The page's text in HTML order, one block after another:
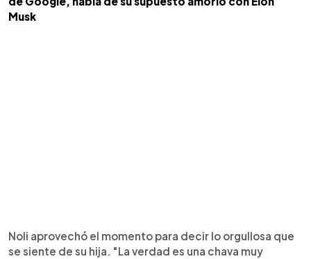
Musk
Noli aprovechó el momento para decir lo orgullosa que
se siente de su hija. "La verdad es una chava muy